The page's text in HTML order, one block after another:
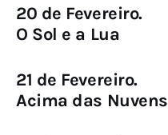
20 de Fevereiro.
O Sol e a Lua
21 de Fevereiro.
Acima das Nuvens